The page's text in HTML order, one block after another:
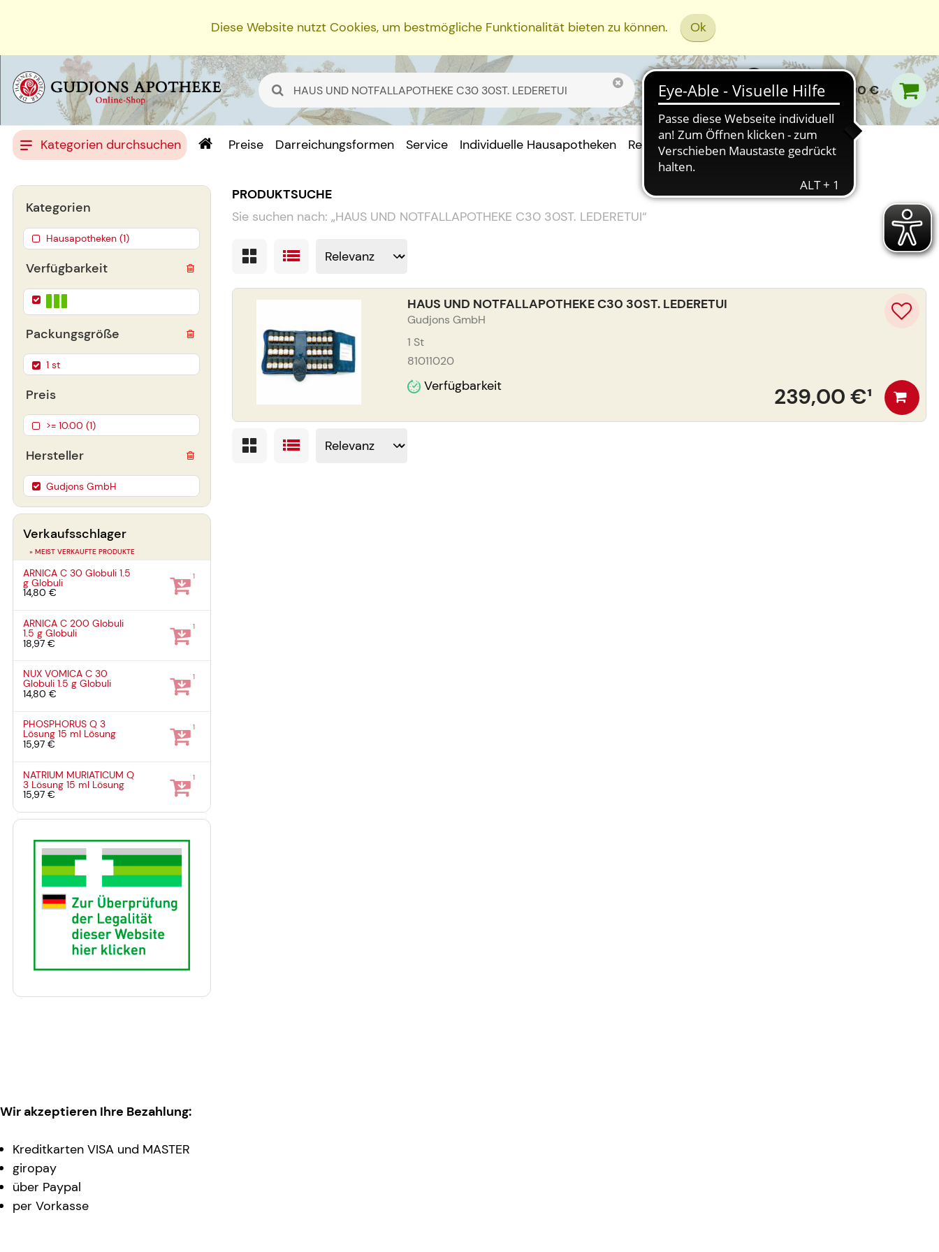
Diese Website nutzt Cookies, um bestmögliche Funktionalität bieten zu können. Ok
0,00 €
Kategorien durchsuchen Preise Darreichungsformen Service Individuelle Hausapotheken Rezept Einreichen
PRODUKTSUCHE
Sie suchen nach: „HAUS UND NOTFALLAPOTHEKE C30 30ST. LEDERETUI“
HAUS UND NOTFALLAPOTHEKE C30 30ST. LEDERETUI
Gudjons GmbH
1 St
81011020
Verfügbarkeit 239,00 €¹
Verfügbarkeit
Packungsgröße
1 st
Preis
>= 10.00 (1)
Hersteller
Gudjons GmbH
Kategorien
Hausapotheken (1)
Verkaufsschlager
» MEIST VERKAUFTE PRODUKTE
ARNICA C 30 Globuli1.5
gGlobuli
14,80 €
1
ARNICA C 200 Globuli
1.5 gGlobuli
18,97 €
1
NUX VOMICA C 30
Globuli1.5 gGlobuli
14,80 €
1
PHOSPHORUS Q 3
Lösung15 ml Lösung
15,97 €
1
NATRIUM MURIATICUM Q
3 Lösung15 ml Lösung
15,97 €
1
Wir akzeptieren Ihre Bezahlung:
Kreditkarten VISA und MASTER
giropay
über Paypal
per Vorkasse